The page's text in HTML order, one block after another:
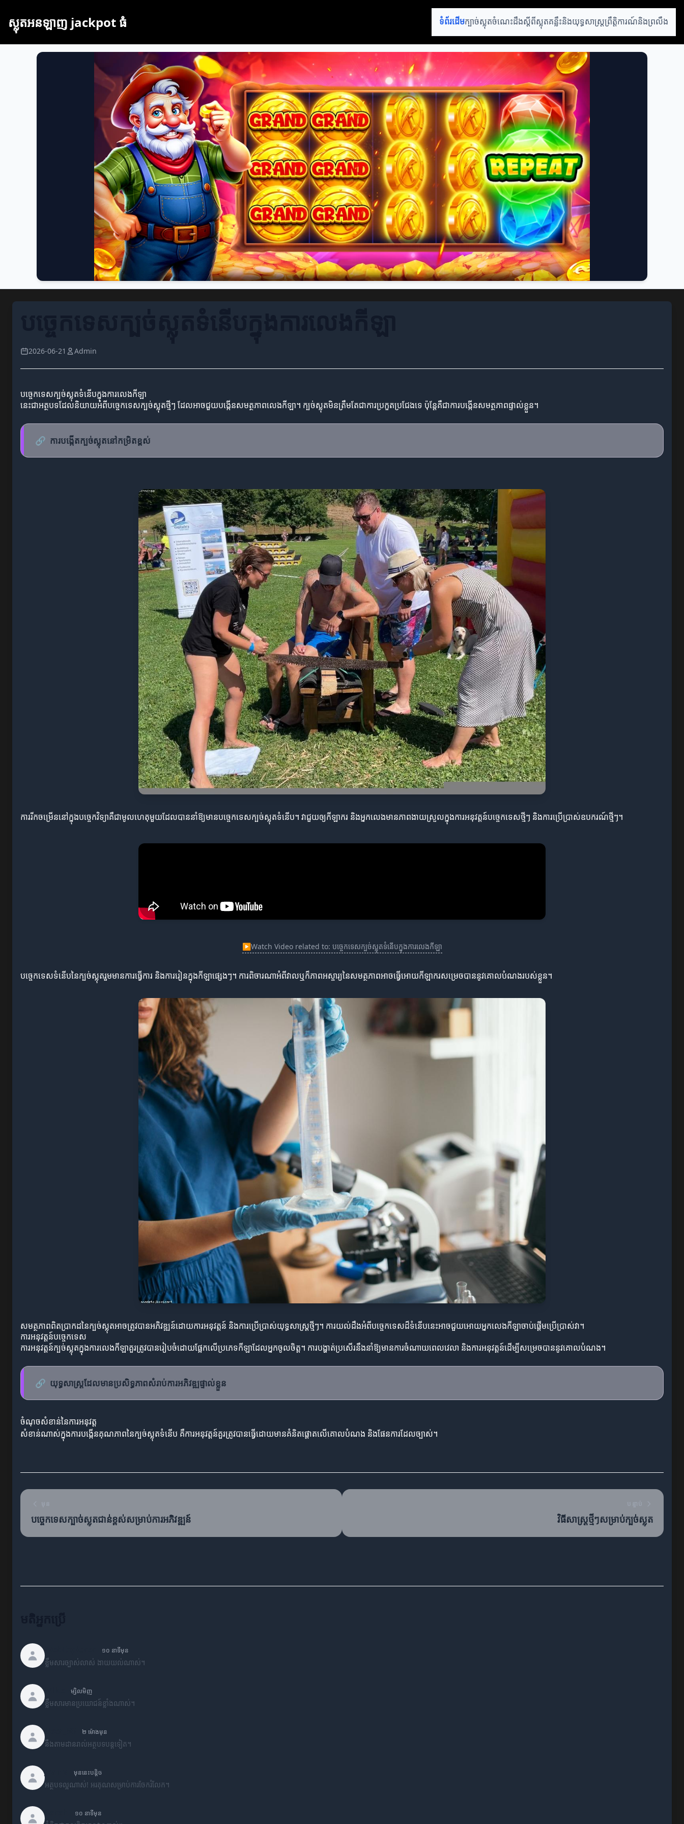
ស្លុតអនឡាញ jackpot ធំ ទំព័រដើមក្បាច់ស្លុតចំណេះដឹងស្តីពីស្លុតគន្លឹះនិងយុទ្ធសាស្ត្រព្រឹត្តិការណ៍និងព្រលឹង
2026-06-21 Admin
បច្ចេកទេសក្បច់ស្លុតទំនើបក្នុងការលេងកីឡា
នេះជាអត្ថបទដែលនិយាយអំពីបច្ចេកទេសក្បច់ស្លុតថ្មីៗ ដែលអាចជួយបង្កើនសមត្ថភាពលេងកីឡា។ ក្បច់ស្លុតមិនត្រឹមតែជាការប្រកួតប្រជែងទេ ប៉ុន្តែគឺជាការបង្កើនសមត្ថភាពផ្ទាល់ខ្លួន។
🔗 ការបង្កើតក្បច់ស្លុតនៅកម្រិតខ្ពស់
ការរីកចម្រើននៅក្នុងបច្ចេកវិទ្យាគឺជាមូលហេតុមួយដែលបាននាំឱ្យមានបច្ចេកទេសក្បច់ស្លុតទំនើប។ វាជួយឲ្យកីឡាករ និងអ្នកលេងមានភាពងាយស្រួលក្នុងការអនុវត្តន៍បច្ចេកទេសថ្មីៗ និងការប្រើប្រាស់ឧបករណ៍ថ្មីៗ។
▶Watch Video related to: បច្ចេកទេសក្បច់ស្លុតទំនើបក្នុងការលេងកីឡា
បច្ចេកទេសទំនើបនៃក្បច់ស្លុតរួមមានការធ្វើការ និងការរៀនក្នុងកីឡាផ្សេងៗ។ ការពិចារណាអំពីវាលឬក៏ភាពអស្ចារ្យនៃសមត្ថភាពអាចធ្វើអោយកីឡាករសម្រេចបាននូវគោលបំណងរបស់ខ្លួន។
សមត្ថភាពពិតប្រាកដនៃក្បច់ស្លុតអាចត្រូវបានអភិវឌ្ឍន៍ដោយការអនុវត្តន៍ និងការប្រើប្រាស់យុទ្ធសាស្ត្រថ្មីៗ។ ការយល់ដឹងអំពីបច្ចេកទេសដ៏ទំនើបនេះអាចជួយអោយអ្នកលេងកីឡាចាប់ផ្តើមប្រើប្រាស់វា។
ការអនុវត្តន៍បច្ចេកទេស
ការអនុវត្តន៍ក្បច់ស្លុតក្នុងការលេងកីឡាគួរត្រូវបានរៀបចំដោយផ្អែកលើប្រភេទកីឡាដែលអ្នកចូលចិត្ត។ ការបង្ហាត់ប្រសើរនឹងនាំឱ្យមានការចំណាយពេលវេលា និងការអនុវត្តន៍ដើម្បីសម្រេចបាននូវគោលបំណង។
🔗 យុទ្ធសាស្ត្រដែលមានប្រសិទ្ធភាពសំរាប់ការអភិវឌ្ឍផ្ទាល់ខ្លួន
ចំណុចសំខាន់នៃការអនុវត្ត
សំខាន់ណាស់ក្នុងការបង្កើនគុណភាពនៃក្បច់ស្លុតទំនើប គឺការអនុវត្តន៍គួរត្រូវបានធ្វើដោយមានគំនិតផ្តោតលើគោលបំណង និងផែនការដែលច្បាស់។
បច្ចេកទេសក្បាច់ស្លុតជាន់ខ្ពស់សម្រាប់ការអភិវឌ្ឍន៍ វិធីសាស្រ្តថ្មីៗសម្រាប់ក្បច់ស្លុត
១០ នាទីមុន
ខ្លឹមសារច្បាស់លាស់ ងាយយល់ណាស់។
ម្សិលមិញ
ខ្លឹមសារមានប្រយោជន៍ខ្លាំងណាស់។
២ ម៉ោងមុន
នឹងតាមដានរាល់អត្ថបទបន្តទៀត។
មុននេះបន្តិច
អត្ថបទល្អណាស់! អរគុណសម្រាប់ការចែករំលែក។
១០ នាទីមុន